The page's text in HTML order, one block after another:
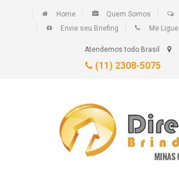
Home Quem Somos
Envie seu Briefing
Me Ligue
Atendemos todo Brasil
(11) 2308-5075